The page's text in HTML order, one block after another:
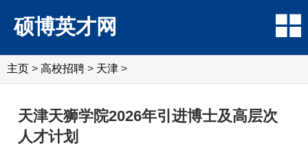
硕博英才网
主页 > 高校招聘 > 天津 >
天津天狮学院2026年引进博士及高层次
人才计划